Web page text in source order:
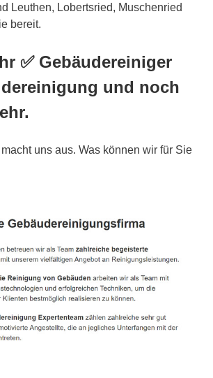
Leuthen, Lobertsried, Muschenried
bereit.
✅ Gebäudereiniger
und noch
uns aus. Was können wir für Sie